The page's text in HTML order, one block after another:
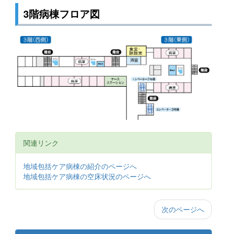
3階病棟フロア図
関連リンク
地域包括ケア病棟の紹介のページへ
地域包括ケア病棟の空床状況のページへ
次のページへ